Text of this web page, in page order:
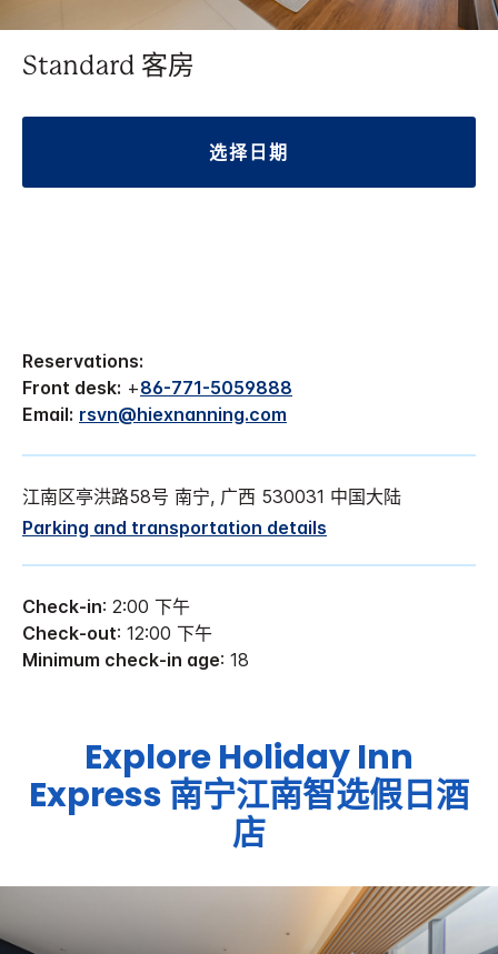
Standard 客房
选择日期
Reservations:
Front desk: +86-771-5059888
Email: rsvn@hiexnanning.com
江南区亭洪路58号 南宁, 广西 530031 中国大陆
Parking and transportation details
Check-in: 2:00 下午
Check-out: 12:00 下午
Minimum check-in age: 18
ExploreHoliday Inn
Express南宁江南智选假日酒
店